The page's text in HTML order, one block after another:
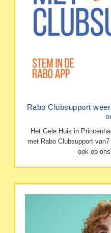
Rabo Clubsupport
Het Gele Huis in
met Rabo Clubsupport
ook op